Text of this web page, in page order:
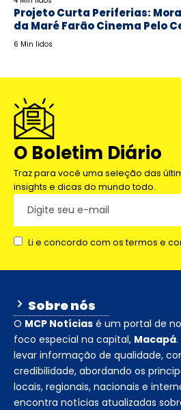
Projeto Curta Periferias:
da Maré Farão Cinema Pelo
6 Min lidos
O Boletim Diário
Traz para você uma seleção das
insights e dicas do mundo todo.
Li e concordo com os termos e
Sobre nós
O MCP Notícias é um portal de
foco especial na capital, Macapá
levar informação de qualidade,
credibilidade, abordando os
locais, regionais, nacionais e
encontra notícias atualizadas